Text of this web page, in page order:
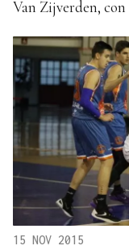
Van Zijverden,
15 NOV 2015